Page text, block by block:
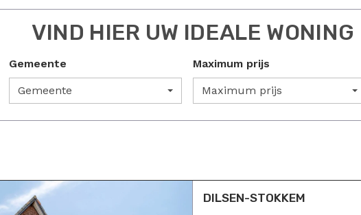
VIND HIER UW IDEALE WONING
Gemeente
Gemeente
Maximum prijs
Maximum prijs
DILSEN-STOKKEM